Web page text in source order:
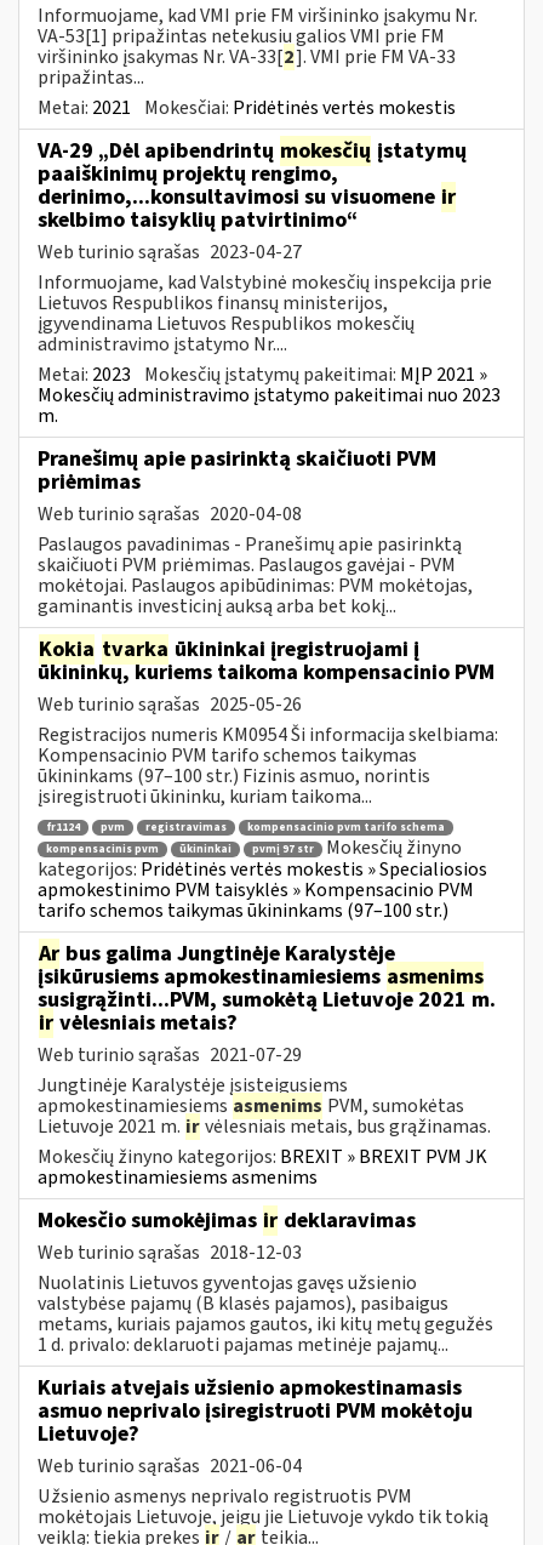
Informuojame, kad VMI prie FM viršininko įsakymu Nr.
VA-53[1] pripažintas netekusiu galios VMI prie FM
viršininko įsakymas Nr. VA-33[2]. VMI prie FM VA-33
pripažintas...
Metai: 2021 Mokesčiai: Pridėtinės vertės mokestis
VA-29 „Dėl apibendrintų mokesčių įstatymų
paaiškinimų projektų rengimo,
derinimo,...konsultavimosi su visuomene ir
skelbimo taisyklių patvirtinimo“
Web turinio sąrašas 2023-04-27
Informuojame, kad Valstybinė mokesčių inspekcija prie
Lietuvos Respublikos finansų ministerijos,
įgyvendinama Lietuvos Respublikos mokesčių
administravimo įstatymo Nr....
Metai: 2023 Mokesčių įstatymų pakeitimai: MĮP 2021 »
Mokesčių administravimo įstatymo pakeitimai nuo 2023
m.
Pranešimų apie pasirinktą skaičiuoti PVM
priėmimas
Web turinio sąrašas 2020-04-08
Paslaugos pavadinimas - Pranešimų apie pasirinktą
skaičiuoti PVM priėmimas. Paslaugos gavėjai - PVM
mokėtojai. Paslaugos apibūdinimas: PVM mokėtojas,
gaminantis investicinį auksą arba bet kokį...
Kokia tvarka ūkininkai įregistruojami į
ūkininkų, kuriems taikoma kompensacinio PVM
Web turinio sąrašas 2025-05-26
Registracijos numeris KM0954 Ši informacija skelbiama:
Kompensacinio PVM tarifo schemos taikymas
ūkininkams (97–100 str.) Fizinis asmuo, norintis
įsiregistruoti ūkininku, kuriam taikoma...
fr1124 pvm registravimas
kompensacinio pvm tarifo schema
kompensacinis pvm
ūkininkai pvmį 97 str
Mokesčių žinyno
kategorijos: Pridėtinės vertės mokestis » Specialiosios
apmokestinimo PVM taisyklės » Kompensacinio PVM
tarifo schemos taikymas ūkininkams (97–100 str.)
Ar bus galima Jungtinėje Karalystėje
įsikūrusiems apmokestinamiesiems asmenims
susigrąžinti...PVM, sumokėtą Lietuvoje 2021 m.
ir vėlesniais metais?
Web turinio sąrašas 2021-07-29
Jungtinėje Karalystėje įsisteigusiems
apmokestinamiesiems asmenims PVM, sumokėtas
Lietuvoje 2021 m. irvėlesniais metais, bus grąžinamas.
Mokesčių žinyno kategorijos: BREXIT » BREXIT PVM JK
apmokestinamiesiems asmenims
Mokesčio sumokėjimas ir deklaravimas
Web turinio sąrašas 2018-12-03
Nuolatinis Lietuvos gyventojas gavęs užsienio
valstybėse pajamų (B klasės pajamos), pasibaigus
metams, kuriais pajamos gautos, iki kitų metų gegužės
1 d. privalo: deklaruoti pajamas metinėje pajamų...
Kuriais atvejais užsienio apmokestinamasis
asmuo neprivalo įsiregistruoti PVM mokėtoju
Lietuvoje?
Web turinio sąrašas 2021-06-04
Užsienio asmenys neprivalo registruotis PVM
mokėtojais Lietuvoje, jeigu jie Lietuvoje vykdo tik tokią
veiklą: tiekia prekes ir / ar teikia...